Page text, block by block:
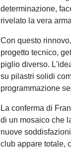
determinazione,
rivelato la vera
Con questo
progetto tecnico,
piglio diverso.
su pilastri solidi
programmazione
La conferma di
di un mosaico che
nuove
club appare totale,